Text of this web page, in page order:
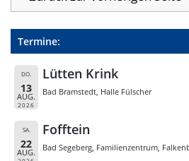
Termine:
DO.
13
AUG.
2026
Lütten Krink
Bad Bramstedt, Halle Fülscher
SA.
22
AUG.
Fofftein
Bad Segeberg, Familienzentrum,